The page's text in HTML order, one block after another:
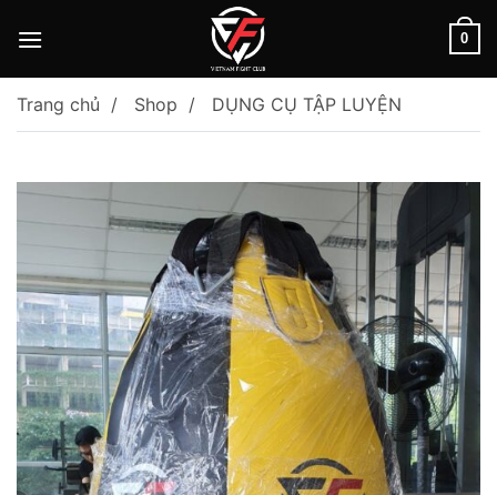
0
Trang chủ Shop DỤNG CỤ TẬP LUYỆN